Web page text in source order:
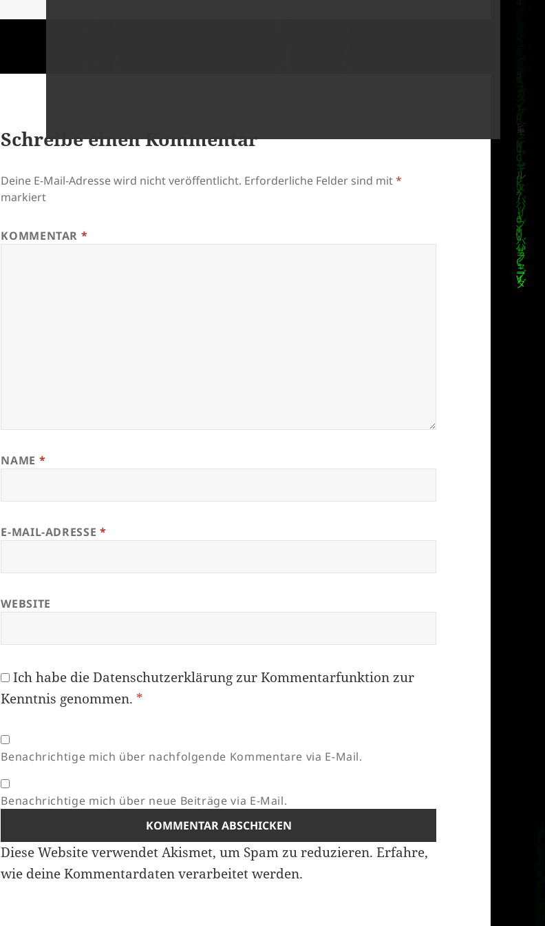
Schreibe einen Kommentar
Deine E-Mail-Adresse wird nicht veröffentlicht. Erforderliche Felder sind mit*
markiert
KOMMENTAR *
NAME *
E-MAIL-ADRESSE *
WEBSITE
Ich habe dieDatenschutzerklärungzur Kommentarfunktion zur
Kenntnis genommen. *
Benachrichtige mich über nachfolgende Kommentare via E-Mail.
Benachrichtige mich über neue Beiträge via E-Mail.
Diese Website verwendet Akismet, um Spam zu reduzieren.Erfahre,
wie deine Kommentardaten verarbeitet werden.